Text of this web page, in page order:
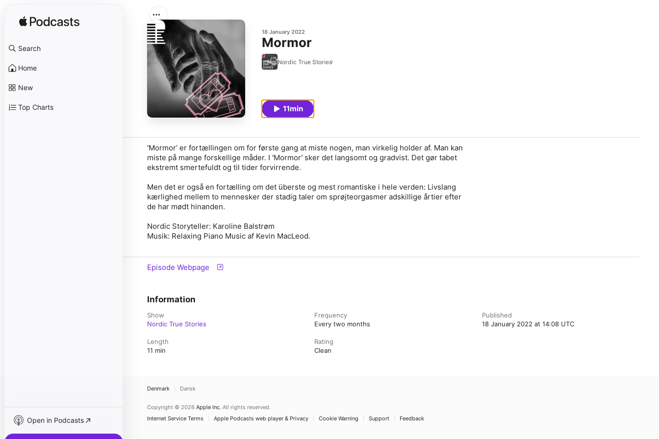
Search
Home
New
Top Charts
Open in Podcasts
18 January 2022
Mormor
Nordic True Stories
11min
'Mormor’ er fortællingen om for første gang at miste nogen, man virkelig holder af. Man kan
miste på mange forskellige måder. I 'Mormor' sker det langsomt og gradvist. Det gør tabet
ekstremt smertefuldt og til tider forvirrende.
Men det er også en fortælling om det überste og mest romantiske i hele verden: Livslang
kærlighed mellem to mennesker der stadig taler om sprøjteorgasmer adskillige årtier efter
de har mødt hinanden.
Nordic Storyteller: Karoline Balstrøm
Musik: Relaxing Piano Music af Kevin MacLeod.
Episode Webpage
Information
Show
Nordic True Stories
Frequency
Every two months
Published
18 January 2022 at 14:08 UTC
Length
11 min
Rating
Clean
Denmark Dansk
Copyright © 2026 Apple Inc. All rights reserved.
Internet Service Terms
Apple Podcasts web player & Privacy Cookie Warning Support Feedback